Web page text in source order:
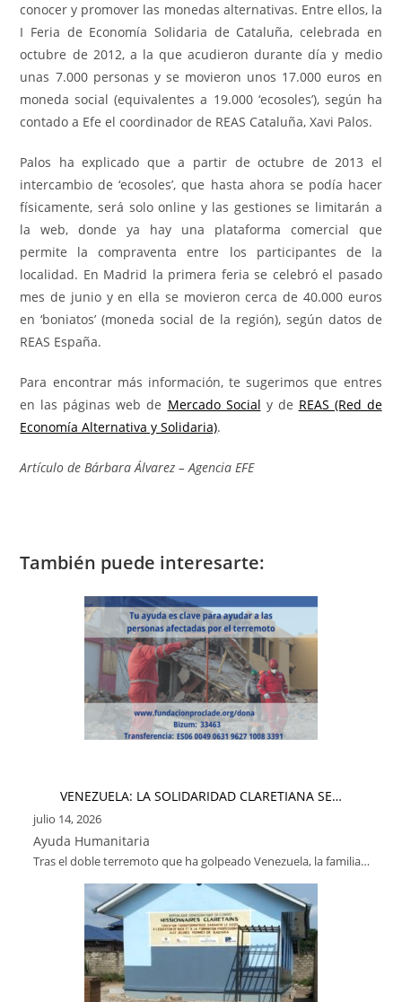
conocer y promover las monedas alternativas. Entre ellos, la
I Feria de Economía Solidaria de Cataluña, celebrada en
octubre de 2012, a la que acudieron durante día y medio
unas 7.000 personas y se movieron unos 17.000 euros en
moneda social (equivalentes a 19.000 ‘ecosoles’), según ha
contado a Efe el coordinador de REAS Cataluña, Xavi Palos.
Palos ha explicado que a partir de octubre de 2013 el
intercambio de ‘ecosoles’, que hasta ahora se podía hacer
físicamente, será solo online y las gestiones se limitarán a
la web, donde ya hay una plataforma comercial que
permite la compraventa entre los participantes de la
localidad. En Madrid la primera feria se celebró el pasado
mes de junio y en ella se movieron cerca de 40.000 euros
en ‘boniatos’ (moneda social de la región), según datos de
REAS España.
Para encontrar más información, te sugerimos que entres
en las páginas web de Mercado Social y de REAS (Red de
Economía Alternativa y Solidaria).
Artículo de Bárbara Álvarez – Agencia EFE
También puede interesarte:
VENEZUELA: LA SOLIDARIDAD CLARETIANA SE…
julio 14, 2026
Ayuda Humanitaria
Tras el doble terremoto que ha golpeado Venezuela, la familia…